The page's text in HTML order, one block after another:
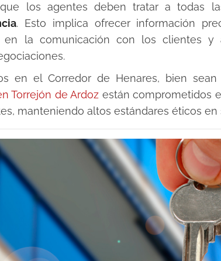
los agentes deben tratar a todas
. Esto implica ofrecer información
en la comunicación con los clientes
en el Corredor de Henares, bien
Torrejón de Ardoz están comprometidos
manteniendo altos estándares éticos en